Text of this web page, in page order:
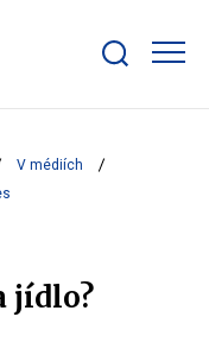
bar
V médiích
jídlo?